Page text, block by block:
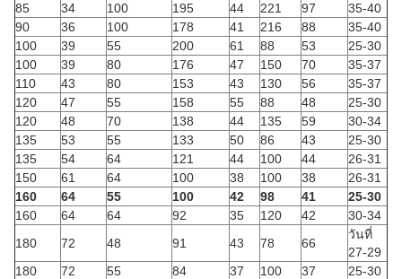
85
34 100 195 44 221 97
35-40
90
36 100 178 41 216 88
35-40
100
39 55 200 61 88 53
25-30
100
39 80 176 47 150 70
35-37
110
43 80 153 43 130 56
35-37
120
47 55 158 55 88 48
25-30
120
48 70 138 44 135 59
30-34
135
53 55 133 50 86 43
25-30
135
54 64 121 44 100 44
26-31
150
61 64 100 38 100 38
26-31
160
64 55 100 42 98 41
25-30
160
64 64 92 35 120 42
30-34
180
72 48 91 43 78 66
วันที่
27-29
180
72 55 84 37 100 37
25-30